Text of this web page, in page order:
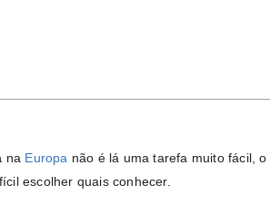
na Europa não é lá uma tarefa muito fácil,
escolher quais conhecer.